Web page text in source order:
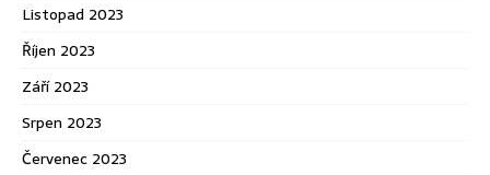
Listopad 2023
Říjen 2023
Září 2023
Srpen 2023
Červenec 2023